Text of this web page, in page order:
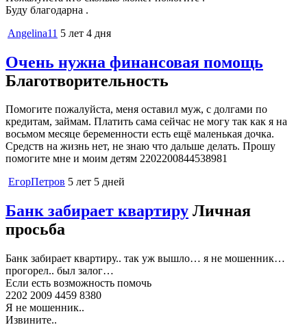
Буду благодарна .
Angelina11 5 лет 4 дня
Очень нужна финансовая помощь
Благотворительность
Помогите пожалуйста, меня оставил муж, с долгами по
кредитам, займам. Платить сама сейчас не могу так как я на
восьмом месяце беременности есть ещё маленькая дочка.
Средств на жизнь нет, не знаю что дальше делать. Прошу
помогите мне и моим детям 2202200844538981
ЕгорПетров 5 лет 5 дней
Банк забирает квартиру Личная
просьба
Банк забирает квартиру.. так уж вышло… я не мошенник…
прогорел.. был залог…
Если есть возможность помочь
2202 2009 4459 8380
Я не мошенник..
Извините..